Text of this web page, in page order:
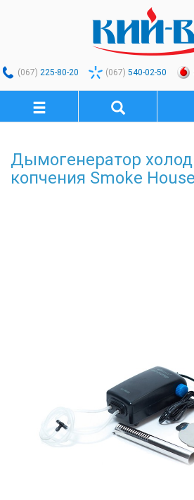
(067) 225-80-20 (067) 540-02-50
Дымогенератор
копчения Smoke